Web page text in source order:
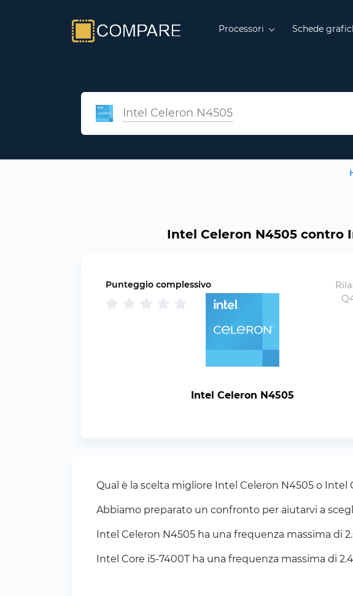
Processori Schede
Intel Celeron N4505
Intel Celeron N4505 contro
Punteggio complessivo
Intel Celeron N4505
Qual è la scelta migliore Intel Celeron N4505 o Intel
Abbiamo preparato un confronto per aiutarvi a
Intel Celeron N4505 ha una frequenza massima di
Intel Core i5-7400T ha una frequenza massima di